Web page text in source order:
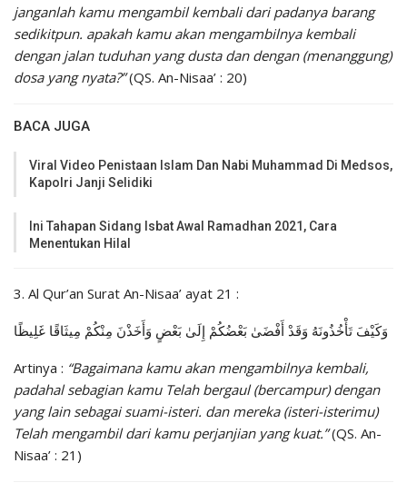
janganlah kamu mengambil kembali dari padanya barang
sedikitpun. apakah kamu akan mengambilnya kembali
dengan jalan tuduhan yang dusta dan dengan (menanggung)
dosa yang nyata?”(QS. An-Nisaa’ : 20)
BACA JUGA
Viral Video Penistaan Islam Dan Nabi Muhammad Di Medsos,
Kapolri Janji Selidiki
Ini Tahapan Sidang Isbat Awal Ramadhan 2021, Cara
Menentukan Hilal
3. Al Qur’an Surat An-Nisaa’ ayat 21 :
وَكَيْفَ تَأْخُذُونَهُ وَقَدْ أَفْضَىٰ بَعْضُكُمْ إِلَىٰ بَعْضٍ وَأَخَذْنَ مِنْكُمْ مِيثَاقًا غَلِيظًا
Artinya : “Bagaimana kamu akan mengambilnya kembali,
padahal sebagian kamu Telah bergaul (bercampur) dengan
yang lain sebagai suami-isteri. dan mereka (isteri-isterimu)
Telah mengambil dari kamu perjanjian yang kuat.”(QS. An-
Nisaa’ : 21)